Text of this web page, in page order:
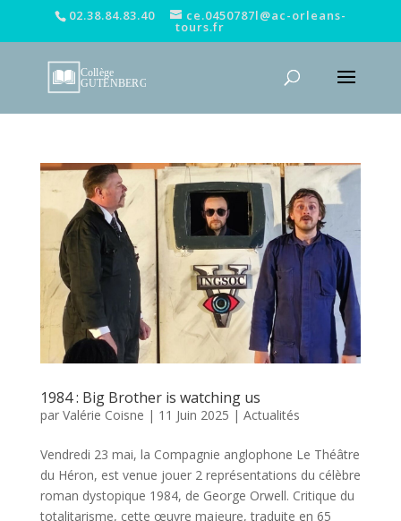
02.38.84.83.40 ce.0450787l@ac-orleans-
tours.fr
1984 : Big Brother is watching us
par Valérie Coisne | 11 Juin 2025 | Actualités
Vendredi 23 mai, la Compagnie anglophone Le Théâtre
du Héron, est venue jouer 2 représentations du célèbre
roman dystopique 1984, de George Orwell. Critique du
totalitarisme, cette œuvre majeure, traduite en 65